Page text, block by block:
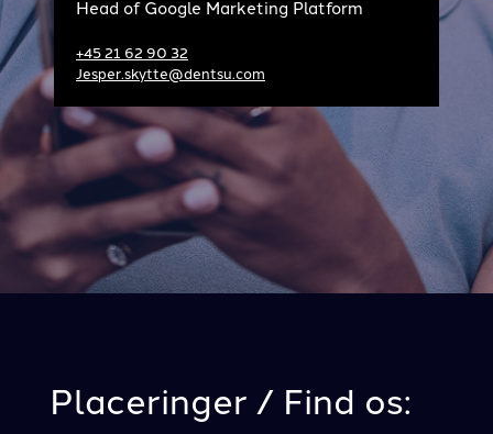
Head of Google Marketing Platform
+45 21 62 90 32
Jesper.skytte@dentsu.com
Placeringer / Find os: